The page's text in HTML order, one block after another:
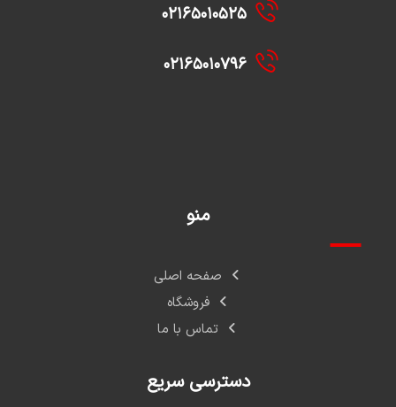
۰۲۱۶۵۰۱۰۵۲۵
۰۲۱۶۵۰۱۰۷۹۶
منو
صفحه اصلی
فروشگاه
تماس با ما
دسترسی سریع